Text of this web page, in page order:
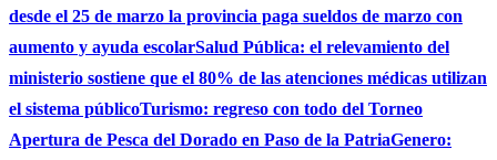
desde el 25 de marzo la provincia paga sueldos de marzo con
aumento y ayuda escolarSalud Pública: el relevamiento del
ministerio sostiene que el 80% de las atenciones médicas utilizan
el sistema públicoTurismo: regreso con todo del Torneo
Apertura de Pesca del Dorado en Paso de la PatriaGenero: